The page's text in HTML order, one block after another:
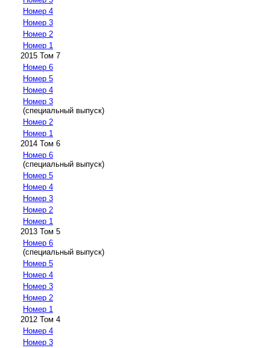
Номер 4
Номер 3
Номер 2
Номер 1
2015 Том 7
Номер 6
Номер 5
Номер 4
Номер 3
(специальный выпуск)
Номер 2
Номер 1
2014 Том 6
Номер 6
(специальный выпуск)
Номер 5
Номер 4
Номер 3
Номер 2
Номер 1
2013 Том 5
Номер 6
(специальный выпуск)
Номер 5
Номер 4
Номер 3
Номер 2
Номер 1
2012 Том 4
Номер 4
Номер 3